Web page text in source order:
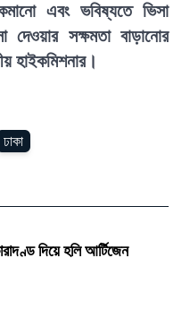
এবং ভবিষ্যতে ভিসা
দেওয়ার সক্ষমতা বাড়ানোর
হাইকমিশনার।
ঢাকা
দিয়ে হলি আর্টিজেন